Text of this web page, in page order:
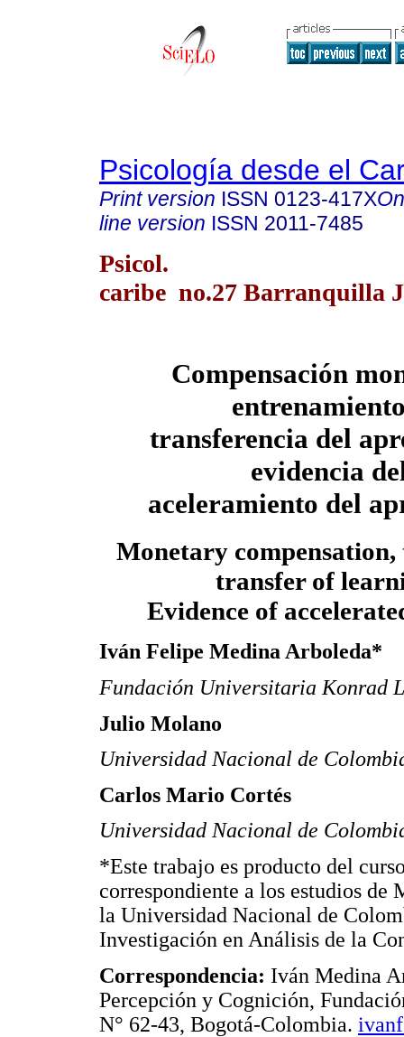
Psicología desde el
Print version ISSN 0123-417X
line version ISSN 2011-7485
Psicol.
caribe no.27 Barranquilla
Compensación
transferencia del
evidencia
aceleramiento del
Monetary
transfer of
Evidence of
Iván Felipe Medina Arboleda*
Fundación Universitaria Konrad
Julio Molano
Universidad Nacional de
Carlos Mario Cortés
Universidad Nacional de
*Este trabajo es producto del
correspondiente a los estudios
la Universidad Nacional de
Investigación en Análisis de la
Correspondencia: Iván Medina
Percepción y Cognición,
N° 62-43, Bogotá-Colombia.